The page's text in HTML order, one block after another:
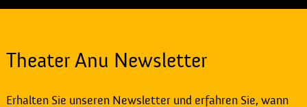
Theater Anu Newsletter
Erhalten Sie unseren Newsletter und erfahren Sie, wann